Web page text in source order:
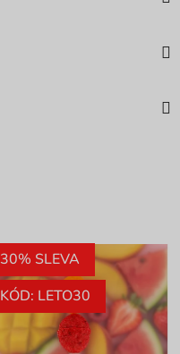
30% SLEVA
KÓD: LETO30